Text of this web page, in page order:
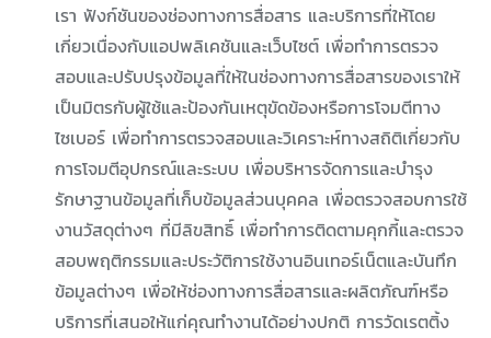
เรา ฟังก์ชันของช่องทางการสื่อสาร และบริการที่ให้โดย
เกี่ยวเนื่องกับแอปพลิเคชันและเว็บไซต์ เพื่อทำการตรวจ
สอบและปรับปรุงข้อมูลที่ให้ในช่องทางการสื่อสารของเราให้
เป็นมิตรกับผู้ใช้และป้องกันเหตุขัดข้องหรือการโจมตีทาง
ไซเบอร์ เพื่อทำการตรวจสอบและวิเคราะห์ทางสถิติเกี่ยวกับ
การโจมตีอุปกรณ์และระบบ เพื่อบริหารจัดการและบำรุง
รักษาฐานข้อมูลที่เก็บข้อมูลส่วนบุคคล เพื่อตรวจสอบการใช้
งานวัสดุต่างๆ ที่มีลิขสิทธิ์ เพื่อทำการติดตามคุกกี้และตรวจ
สอบพฤติกรรมและประวัติการใช้งานอินเทอร์เน็ตและบันทึก
ข้อมูลต่างๆ เพื่อให้ช่องทางการสื่อสารและผลิตภัณฑ์หรือ
บริการที่เสนอให้แก่คุณทำงานได้อย่างปกติ การวัดเรตติ้ง